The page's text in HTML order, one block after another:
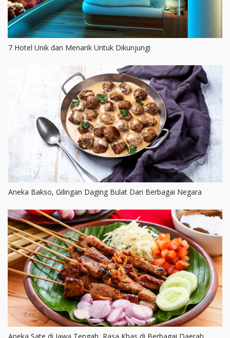
7 Hotel Unik dan Menarik Untuk Dikunjungi
Aneka Bakso, Gilingan Daging Bulat Dari Berbagai Negara